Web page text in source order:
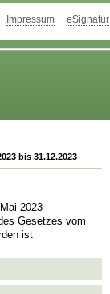
Impressum eSignatur
bis 31.12.2023
2023
Gesetzes vom
ist